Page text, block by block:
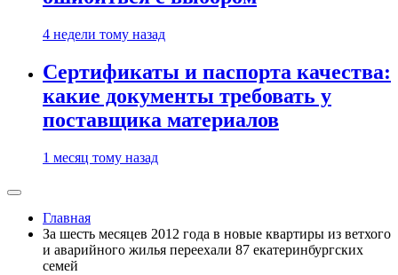
4 недели тому назад
Сертификаты и паспорта качества:
какие документы требовать у
поставщика материалов
1 месяц тому назад
Главная
За шесть месяцев 2012 года в новые квартиры из ветхого
и аварийного жилья переехали 87 екатеринбургских
семей